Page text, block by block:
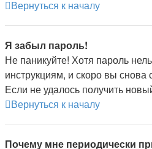
Вернуться к началу
Я забыл пароль!
Не паникуйте! Хотя пароль
инструкциям, и скоро вы
Если не удалось получить
Вернуться к началу
Почему мне периодически